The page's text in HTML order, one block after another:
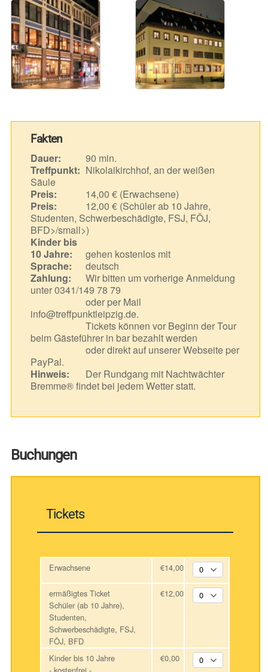
Fakten
Dauer:
90 min.
Treffpunkt: Nikolaikirchhof, an der weißen
Säule
Preis:
14,00 € (Erwachsene)
Preis:
12,00 € (Schüler ab 10 Jahre,
Studenten, Schwerbeschädigte, FSJ, FÖJ,
BFD>/small>)
Kinder bis
10 Jahre:
gehen kostenlos mit
Sprache:
deutsch
Zahlung:
Wir bitten um vorherige Anmeldung
unter 0341/149 78 79
oder per Mail
info@treffpunktleipzig.de.
Tickets können vor Beginn der Tour
beim Gästeführer in bar bezahlt werden
oder direkt auf unserer Webseite per
PayPal.
Hinweis:
Der Rundgang mit Nachtwächter
Bremme® findet bei jedem Wetter statt.
Buchungen
Tickets
Erwachsene €14,00
ermäßigtes Ticket
Schüler (ab 10 Jahre),
Studenten,
Schwerbeschädigte, FSJ,
FÖJ, BFD
€12,00
Kinder bis 10 Jahre
- kostenfrei -
€0,00